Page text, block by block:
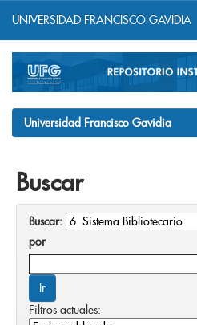
navigation
UNIVERSIDAD FRANCISCO GAVIDIA
Universidad Francisco Gavidia
Buscar
Buscar:
por
Filtros actuales: